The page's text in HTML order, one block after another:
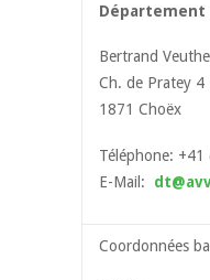
Département
Bertrand
Ch. de Pratey 4
1871 Choëx
Téléphone:
E-Mail:
Coordonnées